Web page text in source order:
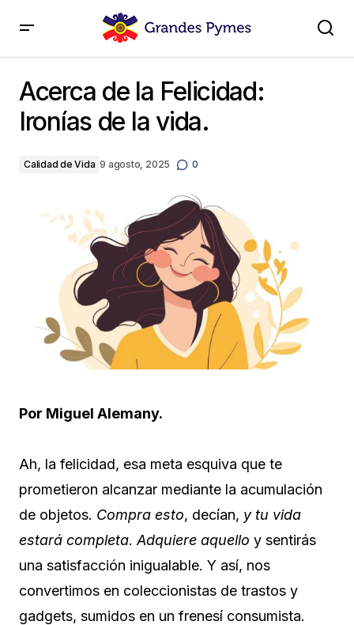
Acerca de la Felicidad:
Ironías de la vida.
Calidad de Vida 9 agosto, 2025 0
Por Miguel Alemany.
Ah, la felicidad, esa meta esquiva que te
prometieron alcanzar mediante la acumulación
de objetos. Compra esto, decían, y tu vida
estará completa. Adquiere aquello y sentirás
una satisfacción inigualable. Y así, nos
convertimos en coleccionistas de trastos y
gadgets, sumidos en un frenesí consumista.